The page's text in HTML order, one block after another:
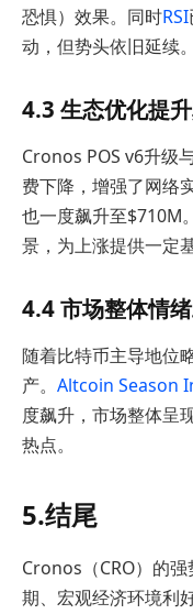
恐惧）效果。同时RSI
动，但势头依旧延续。
4.3 生态优化提
Cronos POS v6升级
费下降，增强了网络
也一度飙升至$710M
景，为上涨提供一定
4.4 市场整体情
随着比特币主导地位
产。 Altcoin Season
度飙升，市场整体呈
热点。
5.结尾
Cronos（CRO）的
期、宏观经济环境利